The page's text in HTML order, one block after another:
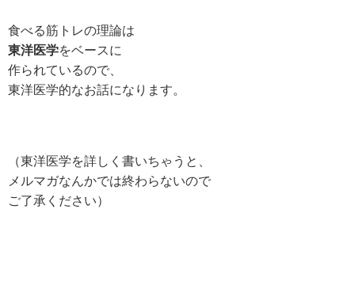
食べる筋トレの理論は
東洋医学をベースに
作られているので、
東洋医学的なお話になります。
（東洋医学を詳しく書いちゃうと、
メルマガなんかでは終わらないので
ご了承ください）